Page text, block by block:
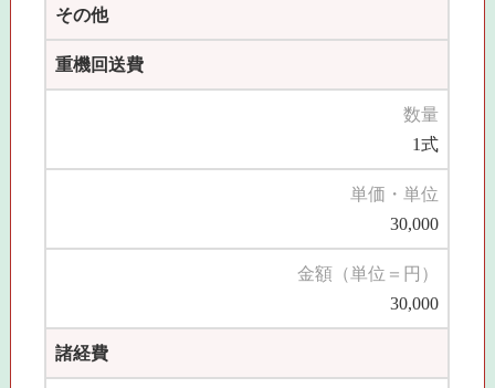
その他
重機回送費
数量
1式
単価・単位
30,000
金額（単位＝円）
30,000
諸経費